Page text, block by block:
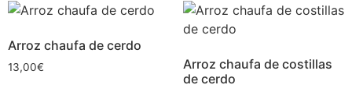
Arroz chaufa de cerdo
13,00€
Arroz chaufa de costillas
de cerdo